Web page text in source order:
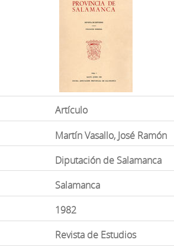
Artículo
Martín Vasallo, José Ramón
Diputación de Salamanca
Salamanca
1982
Revista de Estudios